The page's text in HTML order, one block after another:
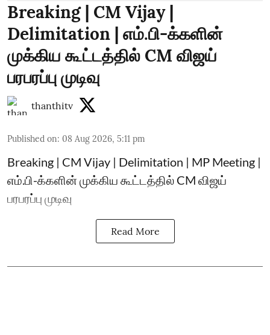
Breaking | CM Vijay |
Delimitation | எம்.பி-க்களின்
முக்கிய கூட்டத்தில் CM விஜய்
பரபரப்பு முடிவு
thanthitv
Published on: 08 Aug 2026, 5:11 pm
Breaking | CM Vijay | Delimitation | MP Meeting |
எம்.பி-க்களின் முக்கிய கூட்டத்தில் CM விஜய்
பரபரப்பு முடிவு
Read More